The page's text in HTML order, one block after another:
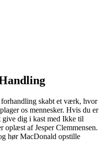
skabt et værk, hvor
os mennesker. Hvis du er
give dig i kast med Ikke til
oplæst af Jesper Clemmensen.
hør MacDonald opstille